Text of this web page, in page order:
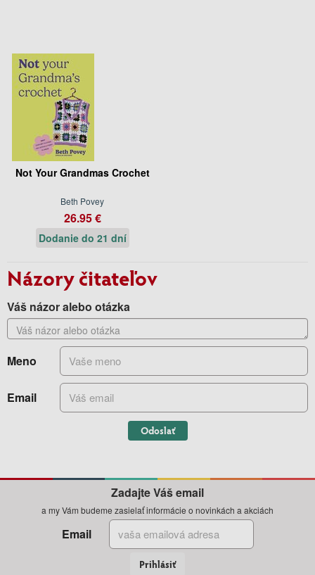
Not Your Grandmas Crochet
Beth Povey
26.95 €
Dodanie do 21 dní
Názory čitateľov
Váš názor alebo otázka
Meno
Email
Odoslať
Zadajte Váš email
a my Vám budeme zasielať informácie o novinkách a akciách
Email
Prihlásiť